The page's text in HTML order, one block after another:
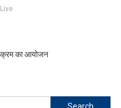
का आयोजन
Search